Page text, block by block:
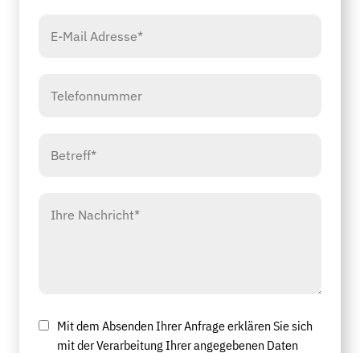
Mit dem Absenden Ihrer Anfrage erklären Sie sich
mit der Verarbeitung Ihrer angegebenen Daten